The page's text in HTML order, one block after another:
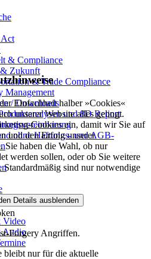
Act
& Compliance
Zukunft
& Trade Compliance
Management
/ Downloads
und 8D Report
ohne Haftungs- und AGB-
FBDi
Video
Audio
Einfachheit halber »Cookies«
unserer Website alles gelingt.
Cookies ein, damit wir Sie auf
und den Erfolg unserer
Sie haben die Wahl, ob nur
werden sollen, oder ob Sie weitere
Standardmäßig sind nur notwendige
Details ausblenden
Forgery Angriffen.
bleibt nur für die aktuelle